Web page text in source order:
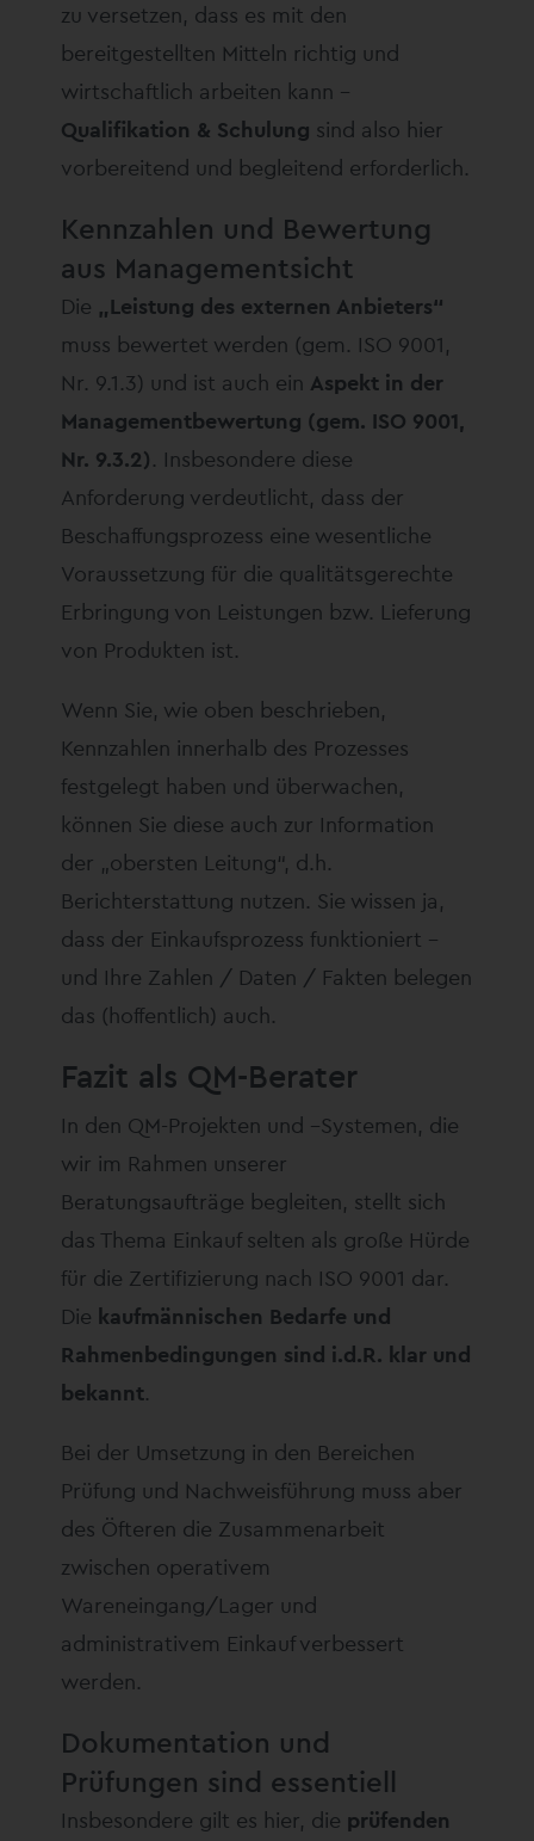
zu versetzen, dass es mit den
bereitgestellten Mitteln richtig und
wirtschaftlich arbeiten kann –
Qualifikation & Schulung sind also hier
vorbereitend und begleitend erforderlich.
Kennzahlen und Bewertung
aus Managementsicht
Die „Leistung des externen Anbieters“
muss bewertet werden (gem. ISO 9001,
Nr. 9.1.3) und ist auch ein Aspekt in der
Managementbewertung (gem. ISO 9001,
Nr. 9.3.2). Insbesondere diese
Anforderung verdeutlicht, dass der
Beschaffungsprozess eine wesentliche
Voraussetzung für die qualitätsgerechte
Erbringung von Leistungen bzw. Lieferung
von Produkten ist.
Wenn Sie, wie oben beschrieben,
Kennzahlen innerhalb des Prozesses
festgelegt haben und überwachen,
können Sie diese auch zur Information
der „obersten Leitung“, d.h.
Berichterstattung nutzen. Sie wissen ja,
dass der Einkaufsprozess funktioniert –
und Ihre Zahlen / Daten / Fakten belegen
das (hoffentlich) auch.
Fazit als QM-Berater
In den QM-Projekten und –Systemen, die
wir im Rahmen unserer
Beratungsaufträge begleiten, stellt sich
das Thema Einkauf selten als große Hürde
für die Zertifizierung nach ISO 9001 dar.
Die kaufmännischen Bedarfe und
Rahmenbedingungen sind i.d.R. klar und
bekannt.
Bei der Umsetzung in den Bereichen
Prüfung und Nachweisführung muss aber
des Öfteren die Zusammenarbeit
zwischen operativem
Wareneingang/Lager und
administrativem Einkauf verbessert
werden.
Dokumentation und
Prüfungen sind essentiell
Insbesondere gilt es hier, die prüfenden